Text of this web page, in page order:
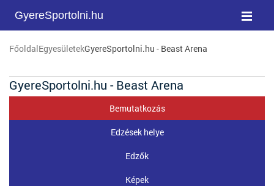
GyereSportolni.hu
FőoldalEgyesületekGyereSportolni.hu - Beast Arena
GyereSportolni.hu - Beast Arena
Bemutatkozás
Edzések helye
Edzők
Képek